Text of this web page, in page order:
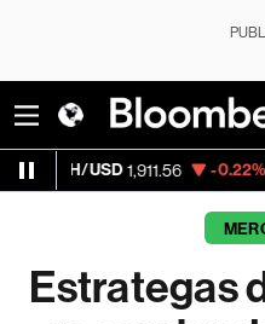
-0.22% Visa 368.54
Estrategas